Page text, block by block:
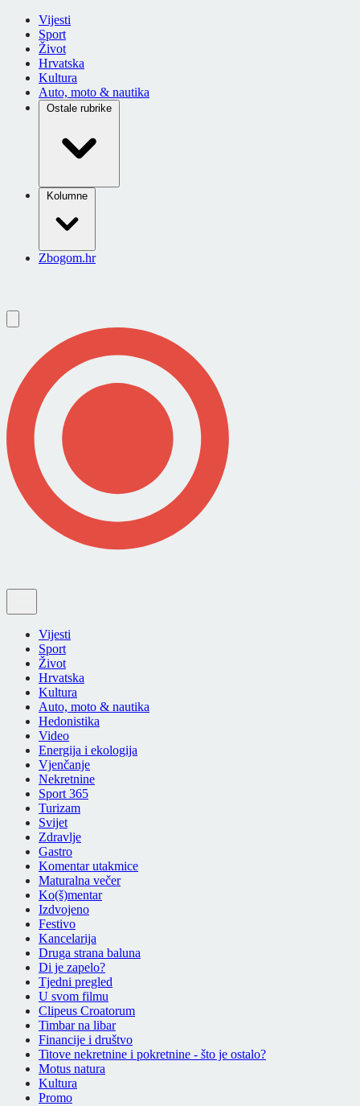
Vijesti
Sport
Život
Hrvatska
Kultura
Auto, moto & nautika
Ostale rubrike
Kolumne
Zbogom.hr
Vijesti
Sport
Život
Hrvatska
Kultura
Auto, moto & nautika
Hedonistika
Video
Energija i ekologija
Vjenčanje
Nekretnine
Sport 365
Turizam
Svijet
Zdravlje
Gastro
Komentar utakmice
Maturalna večer
Ko(š)mentar
Izdvojeno
Festivo
Kancelarija
Druga strana baluna
Di je zapelo?
Tjedni pregled
U svom filmu
Clipeus Croatorum
Timbar na libar
Financije i društvo
Titove nekretnine i pokretnine - što je ostalo?
Motus natura
Kultura
Promo